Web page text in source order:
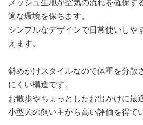
適な環境を保ちます。
シンプルなデザインで日常使いしや
えます。
斜めがけスタイルなので体重を分散
にくい構造です。
お散歩やちょっとしたお出かけに最
小型犬の飼い主から高い評価を得て